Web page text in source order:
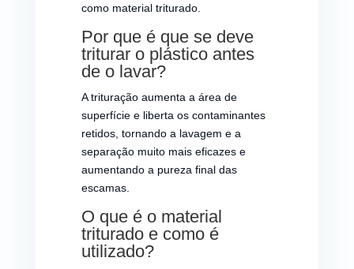
como material triturado.
Por que é que se deve
triturar o plástico antes
de o lavar?
A trituração aumenta a área de
superfície e liberta os contaminantes
retidos, tornando a lavagem e a
separação muito mais eficazes e
aumentando a pureza final das
escamas.
O que é o material
triturado e como é
utilizado?